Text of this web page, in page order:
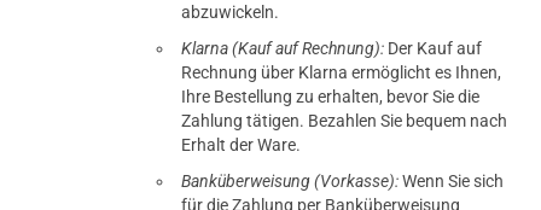
abzuwickeln.
Klarna (Kauf auf Rechnung): Der Kauf auf
Rechnung über Klarna ermöglicht es Ihnen,
Ihre Bestellung zu erhalten, bevor Sie die
Zahlung tätigen. Bezahlen Sie bequem nach
Erhalt der Ware.
Banküberweisung (Vorkasse):Wenn Sie sich
für die Zahlung per Banküberweisung